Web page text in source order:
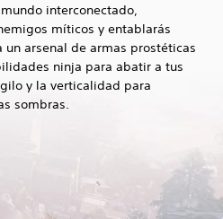
interconectado,
míticos y entablarás
arsenal de armas prostéticas
ninja para abatir a tus
y la verticalidad para
sombras.